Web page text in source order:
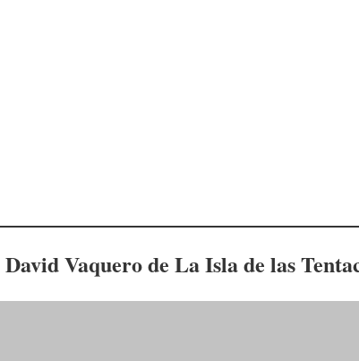
David Vaquerode La Isla de las